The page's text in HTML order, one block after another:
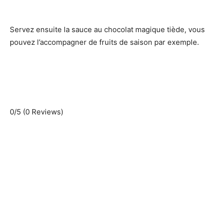
Servez ensuite la sauce au chocolat magique tiède, vous
pouvez l’accompagner de fruits de saison par exemple.
0/5 (0 Reviews)